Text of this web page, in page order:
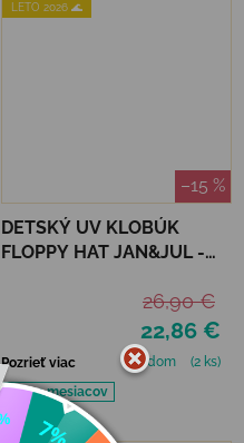
LETO 2026 🌊
–15 %
DETSKÝ UV KLOBÚK
FLOPPY HAT JAN&JUL -
22,86 €
26,90 €
Pozrieť viac Skladom
(2 ks)
6 - 24 mesiacov